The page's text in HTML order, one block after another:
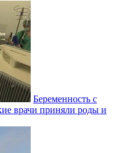
Беременность с
врачи приняли роды и